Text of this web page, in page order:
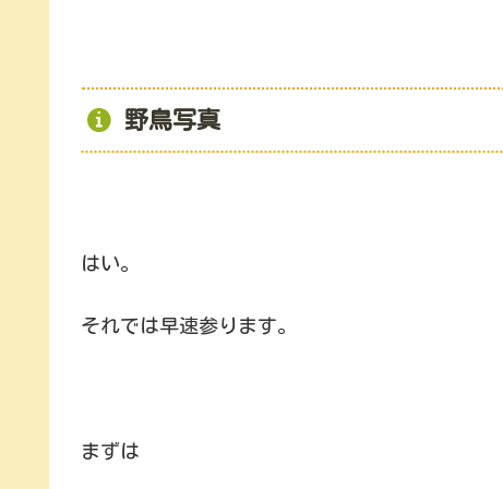
野鳥写真
はい。
それでは早速参ります。
まずは